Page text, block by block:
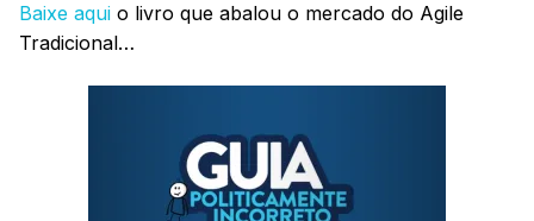
Baixe aqui o livro que abalou o mercado do Agile
Tradicional…